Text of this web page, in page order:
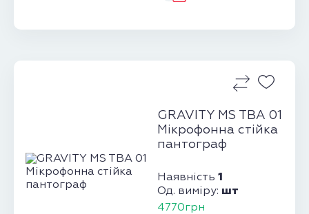
GRAVITY MS TBA 01
Мікрофонна стійка
пантограф
Наявність 1
Од. виміру: шт
4770грн